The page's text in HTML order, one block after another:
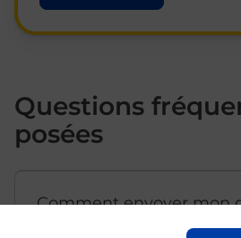
Questions
posées
Comment envoyer mon